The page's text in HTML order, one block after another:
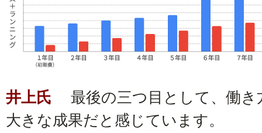
井上氏
最後の三つ目として、働き
大きな成果だと感じています。